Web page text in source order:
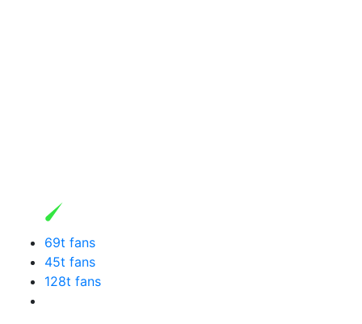
69t fans
45t fans
128t fans